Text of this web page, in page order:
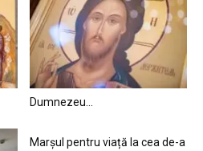
Dumnezeu…
Marșul pentru viață la cea de-a